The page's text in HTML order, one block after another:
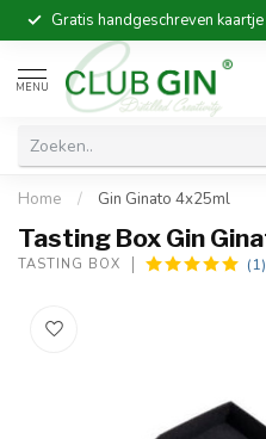
Gratis handgeschreven kaartje
MENU
Home / Gin Ginato 4x25ml
Tasting Box Gin
TASTING BOX (1)